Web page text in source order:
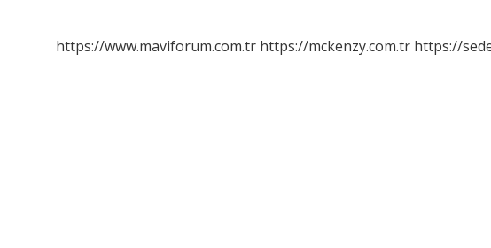
https://www.maviforum.com.tr https://mckenzy.com.tr https://